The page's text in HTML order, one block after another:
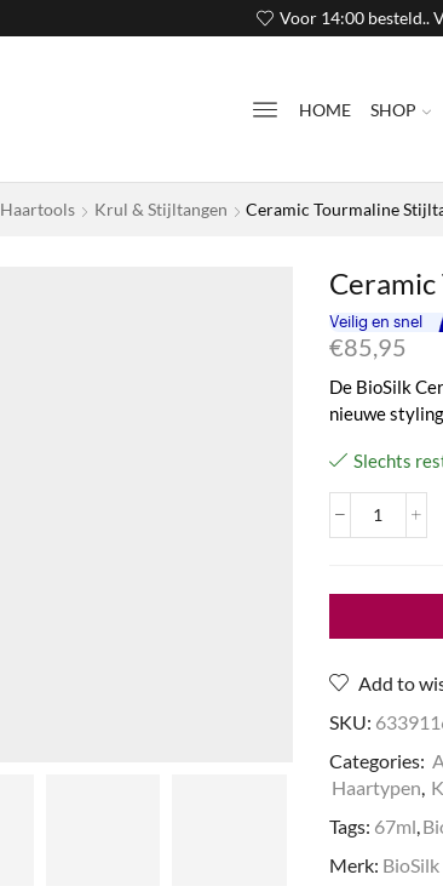
Voor 14:00 besteld..
HOME SHOP
Haartools Krul & Stijltangen Ceramic Tourmaline
€85,95
De BioSilk
nieuwe
Slechts
Ceramic
Zwart
Add to
SKU:
Categories:
Haartypen,
Tags: 67ml,
Merk: BioSilk